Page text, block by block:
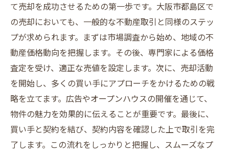
て売却を成功させるための第一歩です。大阪市都島区で
の売却においても、一般的な不動産取引と同様のステッ
プが求められます。まずは市場調査から始め、地域の不
動産価格動向を把握します。その後、専門家による価格
査定を受け、適正な売値を設定します。次に、売却活動
を開始し、多くの買い手にアプローチをかけるための戦
略を立てます。広告やオープンハウスの開催を通じて、
物件の魅力を効果的に伝えることが重要です。最後に、
買い手と契約を結び、契約内容を確認した上で取引を完
了します。この流れをしっかりと把握し、スムーズなプ